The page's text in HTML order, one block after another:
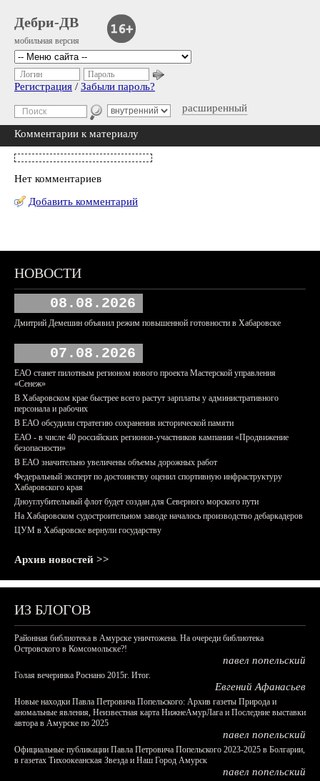
Дебри-ДВ
мобильная версия
расширенный
Логин Пароль
Регистрация / Забыли пароль?
Комментарии к материалу
Нет комментариев
Добавить комментарий
НОВОСТИ
08.08.2026
Дмитрий Демешин объявил режим повышенной готовности в Хабаровске
07.08.2026
ЕАО станет пилотным регионом нового проекта Мастерской управления
«Сенеж»
В Хабаровском крае быстрее всего растут зарплаты у административного
персонала и рабочих
В ЕАО обсудили стратегию сохранения исторической памяти
ЕАО - в числе 40 российских регионов-участников кампании «Продвижение
безопасности»
В ЕАО значительно увеличены объемы дорожных работ
Федеральный эксперт по достоинству оценил спортивную инфраструктуру
Хабаровского края
Дноуглубительный флот будет создан для Северного морского пути
На Хабаровском судостроительном заводе началось производство дебаркадеров
ЦУМ в Хабаровске вернули государству
Архив новостей >>
ИЗ БЛОГОВ
Районная библиотека в Амурске уничтожена. На очереди библиотека
Островского в Комсомольске?!
павел попельский
Голая вечеринка Роснано 2015г. Итог.
Евгений Афанасьев
Новые находки Павла Петровича Попельского: Архив газеты Природа и
аномальные явления, Неизвестная карта НижнеАмурЛага и Последние выставки
автора в Амурске по 2025
павел попельский
Официальные публикации Павла Петровича Попельского 2023-2025 в Болгарии,
в газетах Тихоокеанская Звезда и Наш Город Амурск
павел попельский